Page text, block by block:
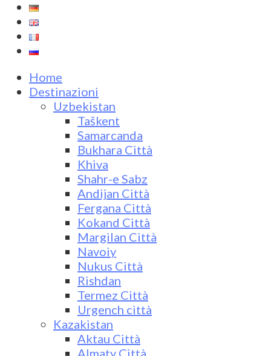
Home
Destinazioni
Uzbekistan
Taškent
Samarcanda
Bukhara Città
Khiva
Shahr-e Sabz
Andijan Città
Fergana Città
Kokand Città
Margilan Città
Navoiy
Nukus Città
Rishdan
Termez Città
Urgench città
Kazakistan
Aktau Città
Almaty Città